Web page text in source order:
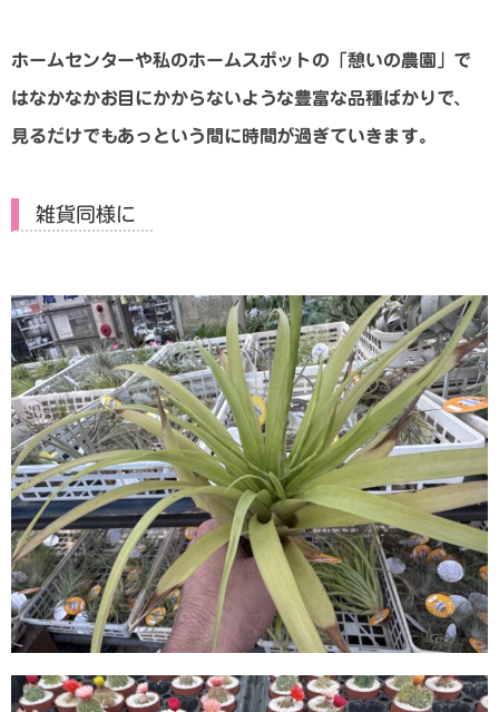
ホームセンターや私のホームスポットの「憩いの農園」で
はなかなかお目にかからないような豊富な品種ばかりで、
見るだけでもあっという間に時間が過ぎていきます。
雑貨同様に